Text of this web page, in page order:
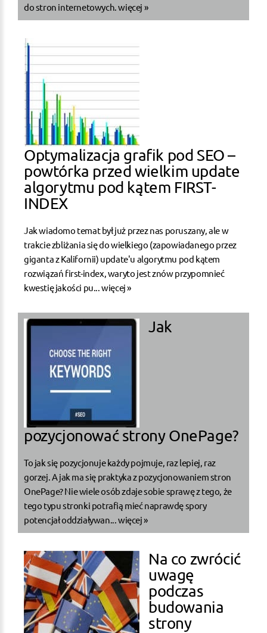
do stron internetowych.więcej »
Optymalizacja grafik pod SEO –
powtórka przed wielkim update
algorytmu pod kątem FIRST-
INDEX
Jak wiadomo temat był już przez nas poruszany, ale w
trakcie zbliżania się do wielkiego (zapowiadanego przez
giganta z Kalifornii) update'u algorytmu pod kątem
rozwiązań first-index, waryto jest znów przypomnieć
kwestię jakości pu...więcej »
Jak
pozycjonować strony OnePage?
To jak się pozycjonuje każdy pojmuje, raz lepiej, raz
gorzej. A jak ma się praktyka z pozycjonowaniem stron
OnePage? Nie wiele osób zdaje sobie sprawę z tego, że
tego typu stronki potrafią mieć naprawdę spory
potencjał oddziaływan... więcej »
Na co zwrócić
uwagę
podczas
budowania
strony